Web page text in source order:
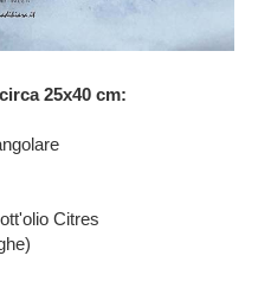
25x40 cm:
Citres